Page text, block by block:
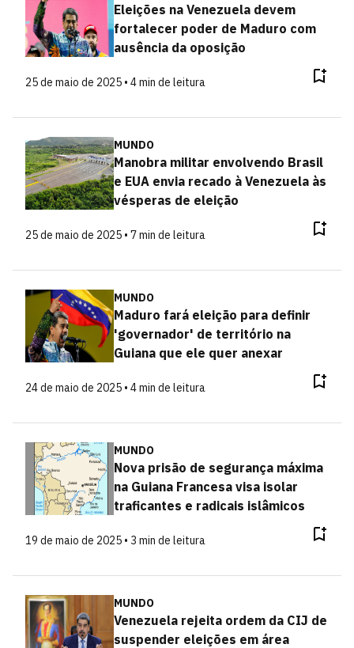
Eleições na Venezuela devem
fortalecer poder de Maduro com
ausência da oposição
25 de maio de 2025 • 4 min de leitura
MUNDO
Manobra militar envolvendo Brasil
e EUA envia recado à Venezuela às
vésperas de eleição
25 de maio de 2025 • 7 min de leitura
MUNDO
Maduro fará eleição para definir
'governador' de território na
Guiana que ele quer anexar
24 de maio de 2025 • 4 min de leitura
MUNDO
Nova prisão de segurança máxima
na Guiana Francesa visa isolar
traficantes e radicais islâmicos
19 de maio de 2025 • 3 min de leitura
MUNDO
Venezuela rejeita ordem da CIJ de
suspender eleições em área